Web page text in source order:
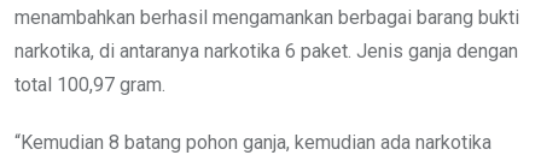
menambahkan berhasil mengamankan berbagai barang bukti
narkotika, di antaranya narkotika 6 paket. Jenis ganja dengan
total 100,97 gram.
“Kemudian 8 batang pohon ganja, kemudian ada narkotika